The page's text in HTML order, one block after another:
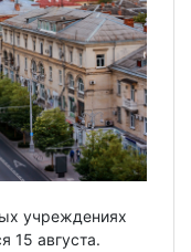
учреждениях
15 августа.